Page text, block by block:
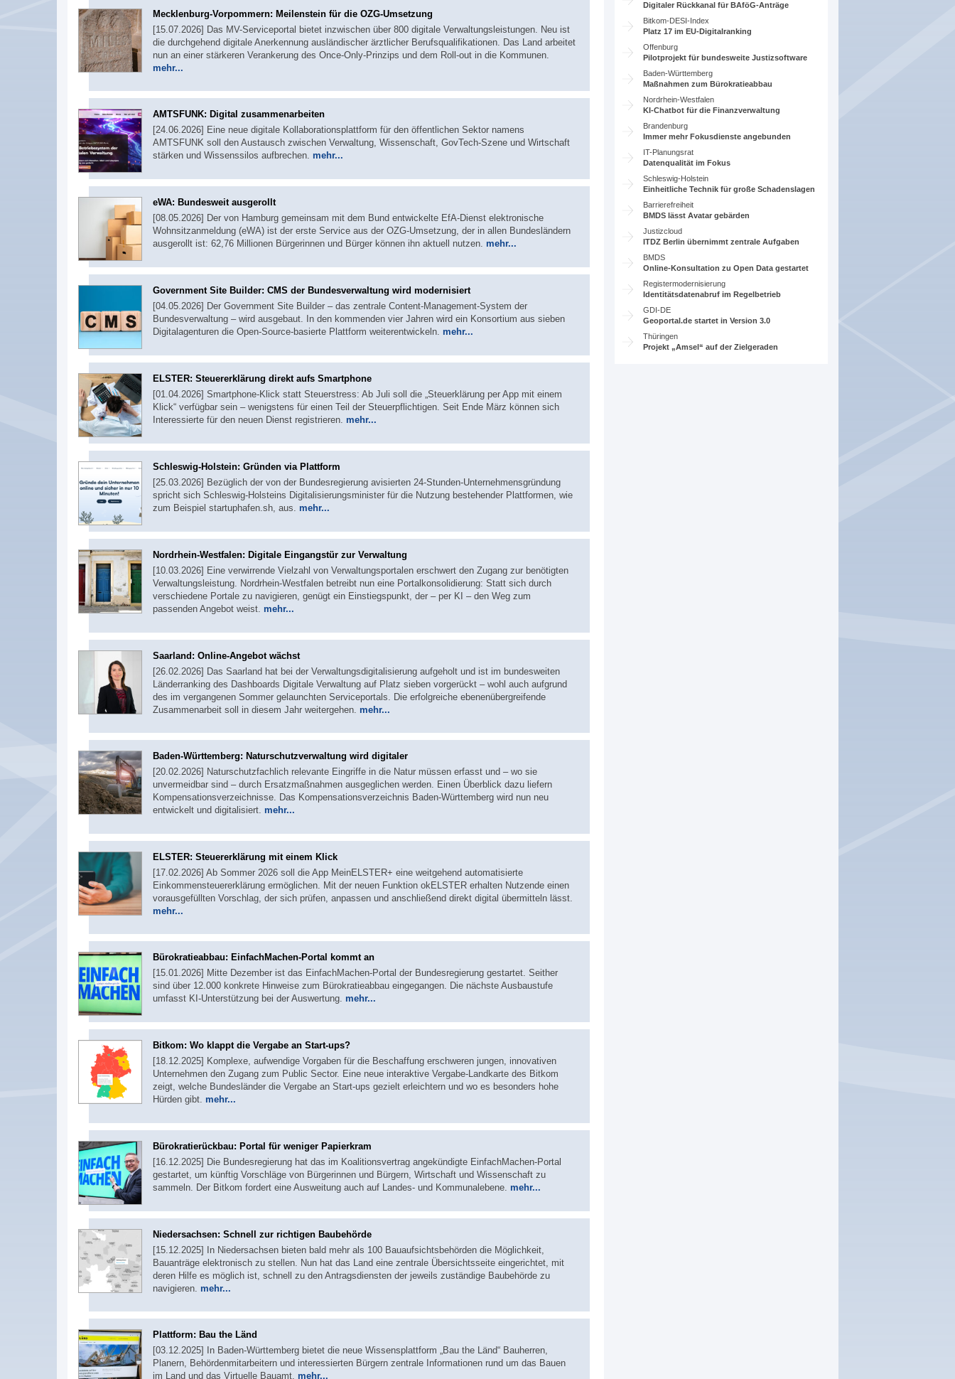
Mecklenburg-Vorpommern: Meilenstein für die OZG-Umsetzung
[15.07.2026] Das MV-Serviceportal bietet inzwischen über 800 digitale Verwaltungsleistungen. Neu ist
die durchgehend digitale Anerkennung ausländischer ärztlicher Berufsqualifikationen. Das Land arbeitet
nun an einer stärkeren Verankerung des Once-Only-Prinzips und dem Roll-out in die Kommunen.
mehr...
AMTSFUNK: Digital zusammenarbeiten
[24.06.2026] Eine neue digitale Kollaborationsplattform für den öffentlichen Sektor namens
AMTSFUNK soll den Austausch zwischen Verwaltung, Wissenschaft, GovTech-Szene und Wirtschaft
stärken und Wissenssilos aufbrechen. mehr...
eWA: Bundesweit ausgerollt
[08.05.2026] Der von Hamburg gemeinsam mit dem Bund entwickelte EfA-Dienst elektronische
Wohnsitzanmeldung (eWA) ist der erste Service aus der OZG-Umsetzung, der in allen Bundesländern
ausgerollt ist: 62,76 Millionen Bürgerinnen und Bürger können ihn aktuell nutzen. mehr...
Government Site Builder: CMS der Bundesverwaltung wird modernisiert
[04.05.2026] Der Government Site Builder – das zentrale Content-Management-System der
Bundesverwaltung – wird ausgebaut. In den kommenden vier Jahren wird ein Konsortium aus sieben
Digitalagenturen die Open-Source-basierte Plattform weiterentwickeln. mehr...
ELSTER: Steuererklärung direkt aufs Smartphone
[01.04.2026] Smartphone-Klick statt Steuerstress: Ab Juli soll die „Steuerklärung per App mit einem
Klick“ verfügbar sein – wenigstens für einen Teil der Steuerpflichtigen. Seit Ende März können sich
Interessierte für den neuen Dienst registrieren. mehr...
Schleswig-Holstein: Gründen via Plattform
[25.03.2026] Bezüglich der von der Bundesregierung avisierten 24‑Stunden‑Unternehmensgründung
spricht sich Schleswig-Holsteins Digitalisierungsminister für die Nutzung bestehender Plattformen, wie
zum Beispiel startuphafen.sh, aus. mehr...
Nordrhein-Westfalen: Digitale Eingangstür zur Verwaltung
[10.03.2026] Eine verwirrende Vielzahl von Verwaltungsportalen erschwert den Zugang zur benötigten
Verwaltungsleistung. Nordrhein-Westfalen betreibt nun eine Portalkonsolidierung: Statt sich durch
verschiedene Portale zu navigieren, genügt ein Einstiegspunkt, der – per KI – den Weg zum
passenden Angebot weist. mehr...
Saarland: Online-Angebot wächst
[26.02.2026] Das Saarland hat bei der Verwaltungsdigitalisierung aufgeholt und ist im bundesweiten
Länderranking des Dashboards Digitale Verwaltung auf Platz sieben vorgerückt – wohl auch aufgrund
des im vergangenen Sommer gelaunchten Serviceportals. Die erfolgreiche ebenenübergreifende
Zusammenarbeit soll in diesem Jahr weitergehen. mehr...
Baden-Württemberg: Naturschutzverwaltung wird digitaler
[20.02.2026] Naturschutzfachlich relevante Eingriffe in die Natur müssen erfasst und – wo sie
unvermeidbar sind – durch Ersatzmaßnahmen ausgeglichen werden. Einen Überblick dazu liefern
Kompensationsverzeichnisse. Das Kompensationsverzeichnis Baden-Württemberg wird nun neu
entwickelt und digitalisiert. mehr...
ELSTER: Steuererklärung mit einem Klick
[17.02.2026] Ab Sommer 2026 soll die App MeinELSTER+ eine weitgehend automatisierte
Einkommensteuererklärung ermöglichen. Mit der neuen Funktion okELSTER erhalten Nutzende einen
vorausgefüllten Vorschlag, der sich prüfen, anpassen und anschließend direkt digital übermitteln lässt.
mehr...
Bürokratieabbau: EinfachMachen-Portal kommt an
[15.01.2026] Mitte Dezember ist das EinfachMachen-Portal der Bundesregierung gestartet. Seither
sind über 12.000 konkrete Hinweise zum Bürokratieabbau eingegangen. Die nächste Ausbaustufe
umfasst KI-Unterstützung bei der Auswertung. mehr...
Bitkom: Wo klappt die Vergabe an Start-ups?
[18.12.2025] Komplexe, aufwendige Vorgaben für die Beschaffung erschweren jungen, innovativen
Unternehmen den Zugang zum Public Sector. Eine neue interaktive Vergabe-Landkarte des Bitkom
zeigt, welche Bundesländer die Vergabe an Start-ups gezielt erleichtern und wo es besonders hohe
Hürden gibt. mehr...
Bürokratierückbau: Portal für weniger Papierkram
[16.12.2025] Die Bundesregierung hat das im Koalitionsvertrag angekündigte EinfachMachen-Portal
gestartet, um künftig Vorschläge von Bürgerinnen und Bürgern, Wirtschaft und Wissenschaft zu
sammeln. Der Bitkom fordert eine Ausweitung auch auf Landes- und Kommunalebene. mehr...
Niedersachsen: Schnell zur richtigen Baubehörde
[15.12.2025] In Niedersachsen bieten bald mehr als 100 Bauaufsichtsbehörden die Möglichkeit,
Bauanträge elektronisch zu stellen. Nun hat das Land eine zentrale Übersichtsseite eingerichtet, mit
deren Hilfe es möglich ist, schnell zu den Antragsdiensten der jeweils zuständige Baubehörde zu
navigieren. mehr...
Plattform: Bau the Länd
[03.12.2025] In Baden-Württemberg bietet die neue Wissensplattform „Bau the Länd“ Bauherren,
Planern, Behördenmitarbeitern und interessierten Bürgern zentrale Informationen rund um das Bauen
im Land und das Virtuelle Bauamt. mehr...
Digitaler Rückkanal für BAföG-Anträge
Bitkom-DESI-Index
Platz 17 im EU-Digitalranking
Offenburg
Pilotprojekt für bundesweite Justizsoftware
Baden-Württemberg
Maßnahmen zum Bürokratieabbau
Nordrhein-Westfalen
KI-Chatbot für die Finanzverwaltung
Brandenburg
Immer mehr Fokusdienste angebunden
IT-Planungsrat
Datenqualität im Fokus
Schleswig-Holstein
Einheitliche Technik für große Schadenslagen
Barrierefreiheit
BMDS lässt Avatar gebärden
Justizcloud
ITDZ Berlin übernimmt zentrale Aufgaben
BMDS
Online-Konsultation zu Open Data gestartet
Registermodernisierung
Identitätsdatenabruf im Regelbetrieb
GDI-DE
Geoportal.de startet in Version 3.0
Thüringen
Projekt „Amsel“ auf der Zielgeraden